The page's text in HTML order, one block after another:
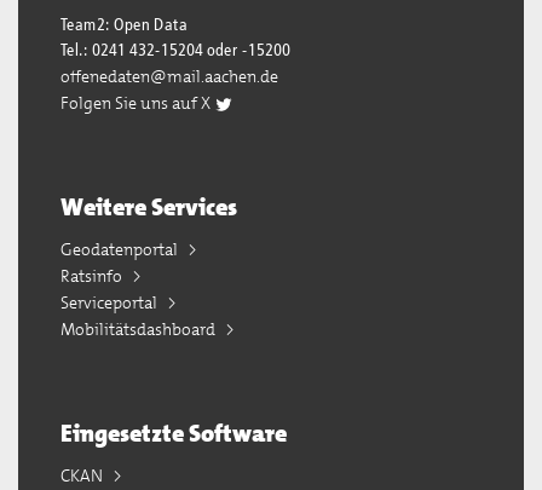
Team2: Open Data
Tel.: 0241 432-15204 oder -15200
offenedaten@mail.aachen.de
Folgen Sie uns auf X
Weitere Services
Geodatenportal
Ratsinfo
Serviceportal
Mobilitätsdashboard
Eingesetzte Software
CKAN